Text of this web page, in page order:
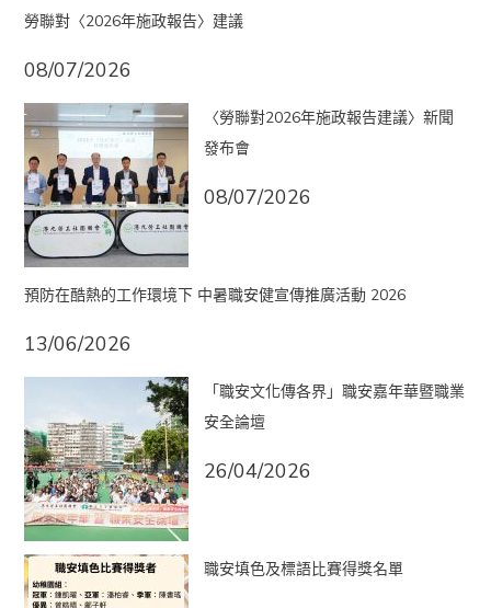
勞聯對〈2026年施政報告〉建議
08/07/2026
〈勞聯對2026年施政報告建議〉新聞
發布會
08/07/2026
預防在酷熱的工作環境下 中暑職安健宣傳推廣活動 2026
13/06/2026
「職安文化傳各界」職安嘉年華暨職業
安全論壇
26/04/2026
職安填色及標語比賽得獎名單